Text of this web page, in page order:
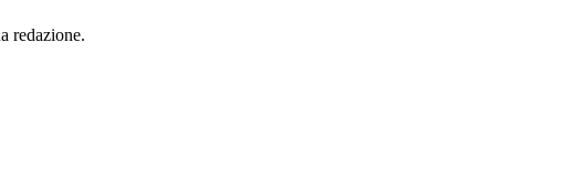
redazione.